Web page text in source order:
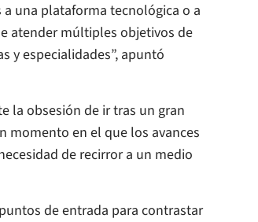
una plataforma tecnológica o a
atender múltiples objetivos de
y especialidades”, apuntó
la obsesión de ir tras un gran
momento en el que los avances
de recirror a un medio
de entrada para contrastar